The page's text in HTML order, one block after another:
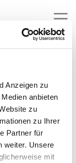
Anzeigen zu
anbieten
zu
zu Ihrer
Partner für
weiter. Unsere
mit
MENU